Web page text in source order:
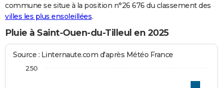
commune se situe à la position n°26 676 du classement des
villes les plus ensoleillées.
Pluie à Saint-Ouen-du-Tilleul en 2025
Source : Linternaute.com d'après Météo France
250